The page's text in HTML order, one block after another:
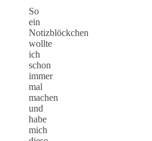
So
ein
Notizblöckchen
wollte
ich
schon
immer
mal
machen
und
habe
mich